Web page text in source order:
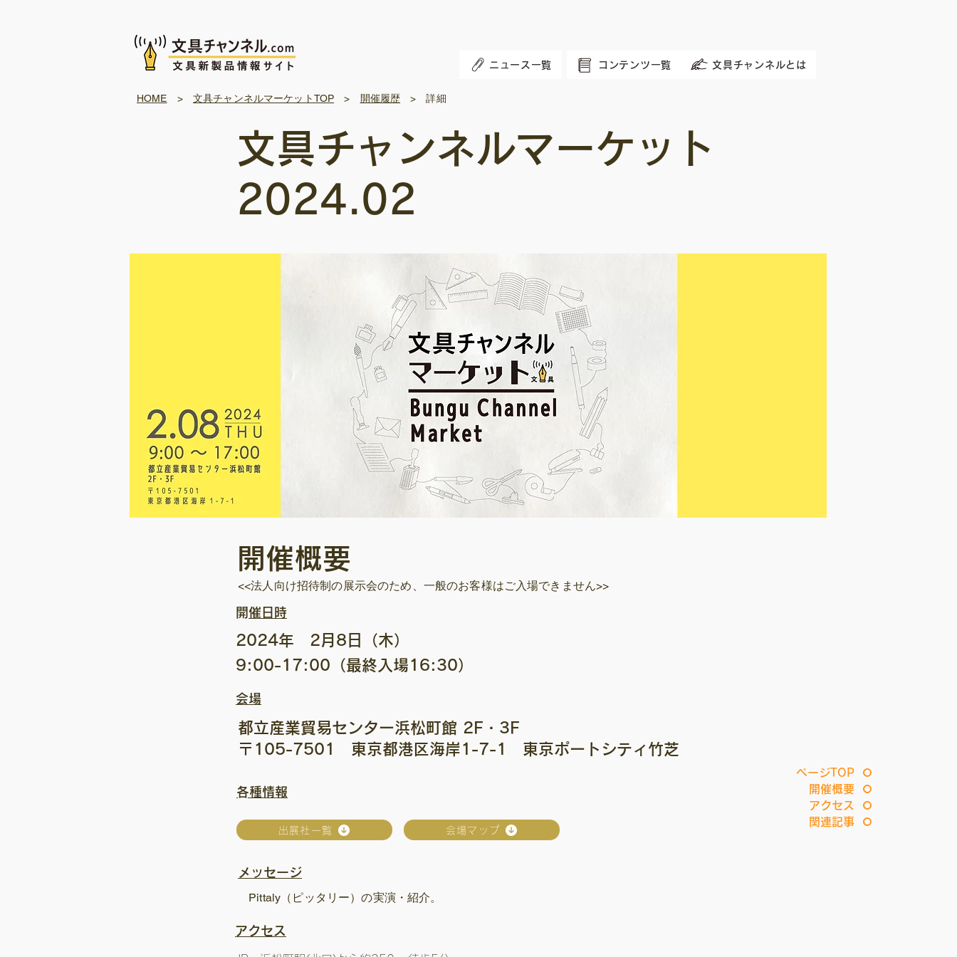
ニュース一覧
M
コンテンツ一覧
M
文具チャンネルとは
ページTOP
開催概要
アクセス
関連記事
HOME > 文具チャンネルマーケットTOP > 開催履歴 > 詳細
文具チャンネルマーケット
2024.02
開催概要
<<法人向け招待制の展示会のため、一般のお客様はご入場できません>>
​開催日時
2024年 2月8日（木）
9:00-17:00（最終入場16:30）
会場
都立産業貿易センター浜松町館 2F・3F
〒105-7501 東京都港区海岸1-7-1 東京ポートシティ竹芝
​各種情報
出展社一覧 会場マップ
メッセージ
Pittaly（ピッタリー）の実演・紹介。
​アクセス